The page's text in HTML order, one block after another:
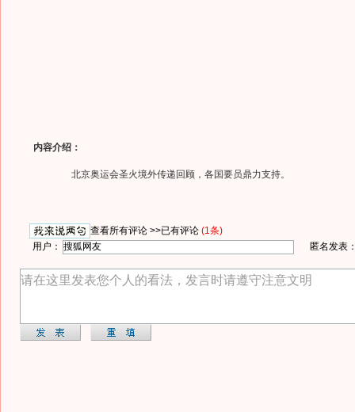
内容介绍：
北京奥运会圣火境外传递回顾，各国要员鼎力支持。
查看所有评论 >>已有评论 (1条)
用户：
匿名发表